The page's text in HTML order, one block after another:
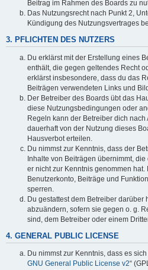
Beitrag im Rahmen des Boards zu
Das Nutzungsrecht nach Punkt 2,
Kündigung des Nutzungsvertrages
3. PFLICHTEN DES NUTZERS
Du erklärst mit der Erstellung eines
enthält, die gegen geltendes Recht
erklärst insbesondere, dass du das
Beiträgen verwendeten Links und
Der Betreiber des Boards übt das
diese Nutzungsbedingungen oder
Regeln kann der Betreiber dich
dauerhaft von der Nutzung dieses
Hausverbot erteilen.
Du nimmst zur Kenntnis, dass der
Inhalte von Beiträgen übernimmt,
er nicht zur Kenntnis genommen hat.
Benutzerkonto, Beiträge und
sperren.
Du gestattest dem Betreiber darüber
abzuändern, sofern sie gegen o. g.
sind, dem Betreiber oder einem
4. GENERAL PUBLIC LICENSE
Du nimmst zur Kenntnis, dass es
GNU General Public License v2“